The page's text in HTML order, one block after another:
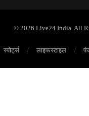
© 2026 Live24 India. All
स्पोर्ट्स लाइफस्टाइल